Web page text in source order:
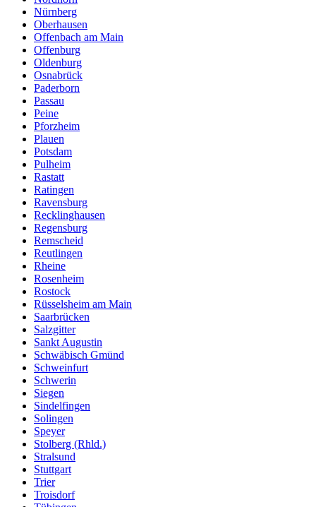
Nürnberg
Oberhausen
Offenbach am Main
Offenburg
Oldenburg
Osnabrück
Paderborn
Passau
Peine
Pforzheim
Plauen
Potsdam
Pulheim
Rastatt
Ratingen
Ravensburg
Recklinghausen
Regensburg
Remscheid
Reutlingen
Rheine
Rosenheim
Rostock
Rüsselsheim am Main
Saarbrücken
Salzgitter
Sankt Augustin
Schwäbisch Gmünd
Schweinfurt
Schwerin
Siegen
Sindelfingen
Solingen
Speyer
Stolberg (Rhld.)
Stralsund
Stuttgart
Trier
Troisdorf